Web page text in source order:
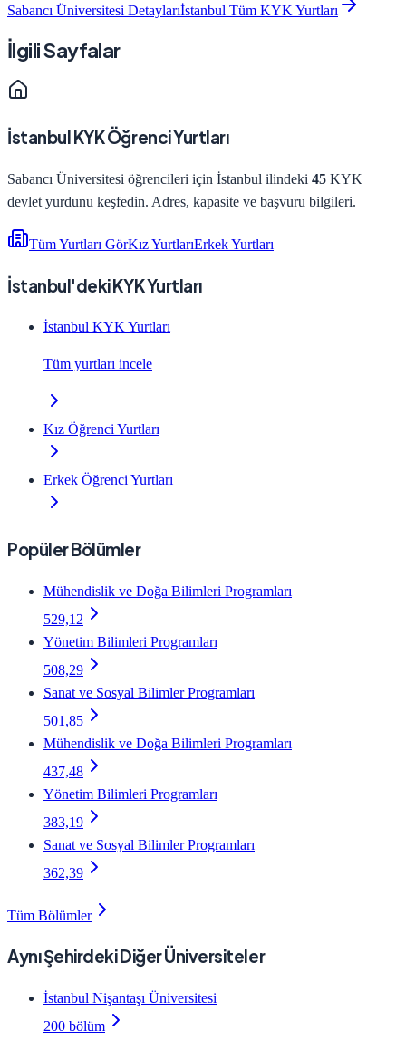
Sabancı Üniversitesi Detaylarıİstanbul Tüm KYK Yurtları
İlgili Sayfalar
İstanbulKYK Öğrenci Yurtları
Sabancı Üniversitesi öğrencileri için İstanbul ilindeki 45 KYK
devlet yurdunu keşfedin. Adres, kapasite ve başvuru bilgileri.
Tüm Yurtları GörKız YurtlarıErkek Yurtları
İstanbul'deki KYK Yurtları
İstanbul KYK Yurtları
Tüm yurtları incele
Kız Öğrenci Yurtları
Erkek Öğrenci Yurtları
Popüler Bölümler
Mühendislik ve Doğa Bilimleri Programları
529,12
Yönetim Bilimleri Programları
508,29
Sanat ve Sosyal Bilimler Programları
501,85
Mühendislik ve Doğa Bilimleri Programları
437,48
Yönetim Bilimleri Programları
383,19
Sanat ve Sosyal Bilimler Programları
362,39
Tüm Bölümler
Aynı Şehirdeki Diğer Üniversiteler
İstanbul Nişantaşı Üniversitesi
200 bölüm